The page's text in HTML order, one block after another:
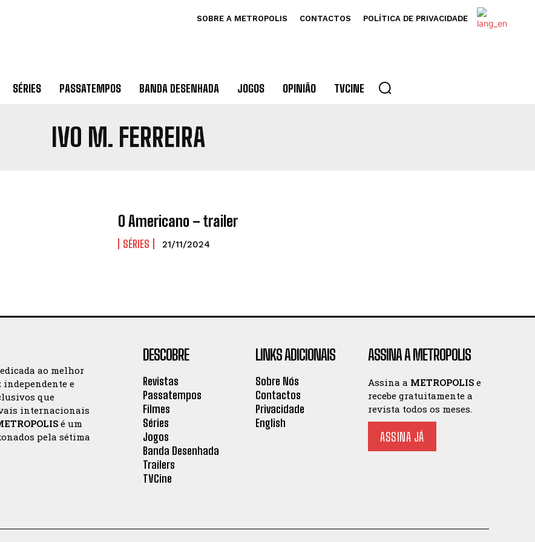
SOBRE A METROPOLIS CONTACTOS POLÍTICA DE PRIVACIDADE
SÉRIES PASSATEMPOS BANDA DESENHADA JOGOS OPINIÃO TVCINE
IVO M. FERREIRA
O Americano – trailer
SÉRIES 21/11/2024
ao melhor
independente e
que
internacionais
é um
pela sétima
DESCOBRE
Revistas
Passatempos
Filmes
Séries
Jogos
Banda Desenhada
Trailers
TVCine
LINKS ADICIONAIS
Sobre Nós
Contactos
Privacidade
English
ASSINA A METROPOLIS
Assina a METROPOLIS e
recebe gratuitamente a
revista todos os meses.
ASSINA JÁ